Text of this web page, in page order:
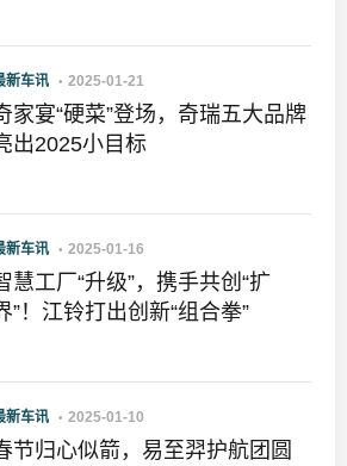
新车讯 2025-01-21
家宴“硬菜”登场，奇瑞五大品牌
出2025小目标
新车讯 2025-01-16
慧工厂“升级”，携手共创“扩
”！江铃打出创新“组合拳”
新车讯 2025-01-10
节归心似箭，易至羿护航团圆